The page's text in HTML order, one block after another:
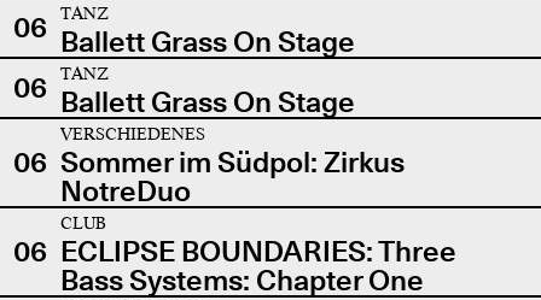
06
TANZ
Ballett Grass On Stage
06
TANZ
Ballett Grass On Stage
06
VERSCHIEDENES
Sommer im Südpol: Zirkus
NotreDuo
06
CLUB
ECLIPSE BOUNDARIES: Three
Bass Systems: Chapter One